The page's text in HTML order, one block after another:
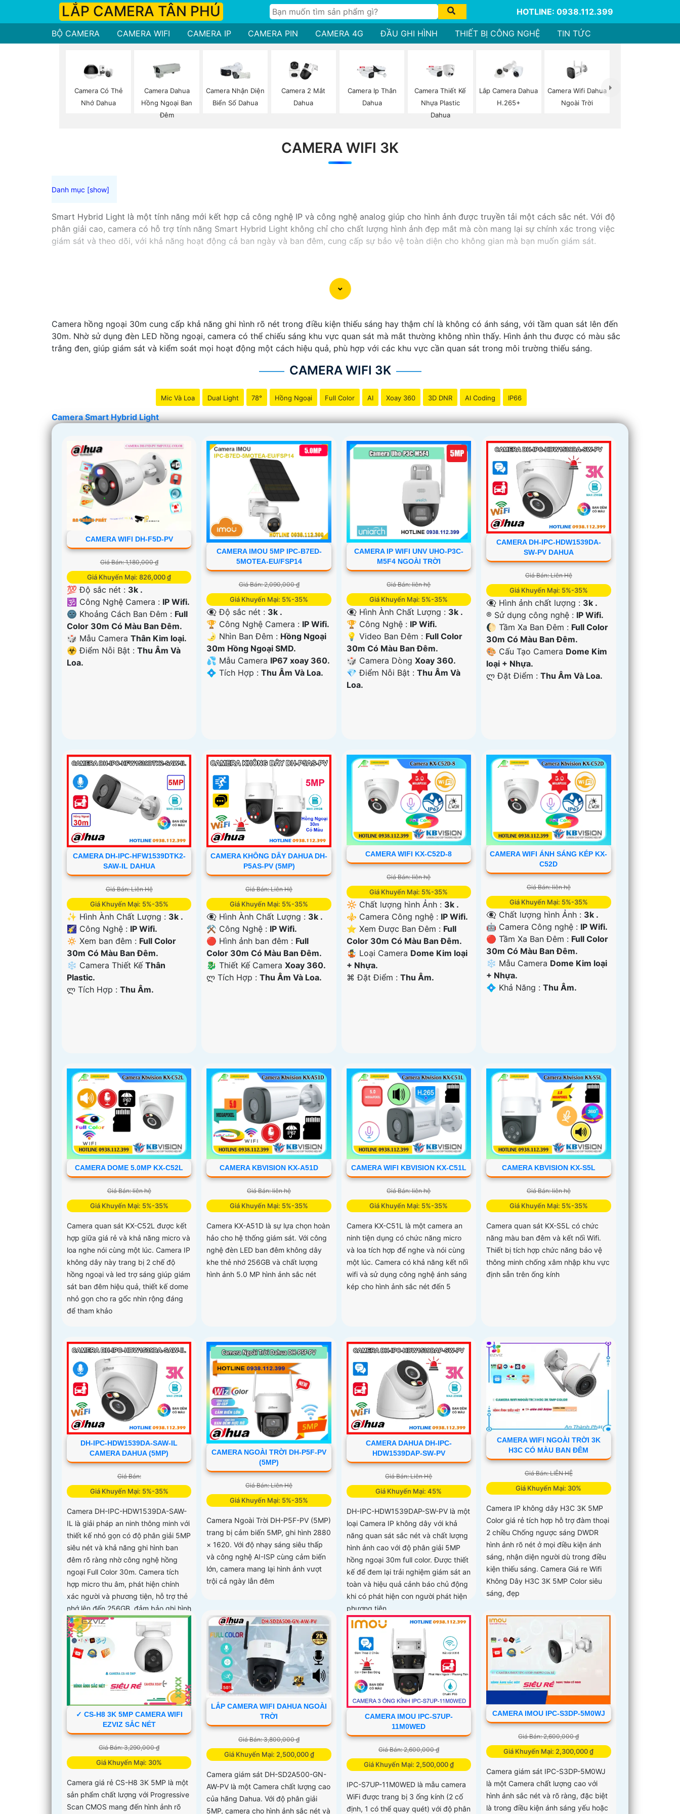
LẮP CAMERA TÂN PHÚ HOTLINE: 0938.112.399
BỘ CAMERA CAMERA WIFI CAMERA IP CAMERA PIN CAMERA 4G ĐẦU GHI HÌNH THIẾT BỊ CÔNG NGHỆ TIN TỨC
Camera Có Thẻ
Nhớ Dahua
Camera Dahua
Hồng Ngoại Ban
Đêm
Camera Nhận Diện
Biển Số Dahua
Camera 2 Mắt
Dahua
Camera Ip Thân
Dahua
Camera Thiết Kế
Nhựa Plastic
Dahua
Lắp Camera Dahua
H.265+
Camera Wifi Dahua
Ngoài Trời
CAMERA WIFI 3K
Smart Hybrid Light là một tính năng mới kết hợp cả công nghệ IP và công nghệ analog giúp cho hình ảnh được truyền tải một cách sắc nét. Với độ
phân giải cao, camera có hỗ trợ tính năng Smart Hybrid Light không chỉ cho chất lượng hình ảnh đẹp mắt mà còn mang lại sự chính xác trong việc
giám sát và theo dõi, với khả năng hoạt động cả ban ngày và ban đêm, cung cấp sự bảo vệ toàn diện cho không gian mà bạn muốn giám sát.
Camera hồng ngoại 30m cung cấp khả năng ghi hình rõ nét trong điều kiện thiếu sáng hay thậm chí là không có ánh sáng, với tầm quan sát lên đến
30m. Nhờ sử dụng đèn LED hồng ngoại, camera có thể chiếu sáng khu vực quan sát mà mắt thường không nhìn thấy. Hình ảnh thu được có màu sắc
trắng đen, giúp giám sát và kiểm soát mọi hoạt động một cách hiệu quả, phù hợp với các khu vực cần quan sát trong môi trường thiếu sáng.
CAMERA WIFI 3K
Mic Và Loa Dual Light 78° Hồng Ngoại Full Color AI Xoay 360 3D DNR AI Coding IP66
Camera Smart Hybrid Light
CAMERA WIFI DH-F5D-PV
Giá Bán: 1,180,000 ₫
Giá Khuyến Mại: 826,000 ₫
💯 Độ sắc nét : 3k .
🕉️ Công Nghệ Camera : IP Wifi.
🌚 Khoảng Cách Ban Đêm : Full
Color 30m Có Màu Ban Ðêm.
🎲 Mẫu Camera Thân Kim loại.
️☣️ Điểm Nỗi Bật : Thu Âm Và
Loa.
CAMERA IMOU 5MP IPC-B7ED-
5MOTEA-EU/FSP14
Giá Bán: 2,090,000 ₫
Giá Khuyến Mại: 5%-35%
👁️‍🗨 Độ sắc nét : 3k .
🏆 Công Nghệ Camera : IP Wifi.
🌛 Nhìn Ban Đêm : Hồng Ngoại
30m Hồng Ngoại SMD.
💦 Mẫu Camera IP67 xoay 360.
️💠 Tích Hợp :Thu Âm Và Loa.
CAMERA IP WIFI UNV UHO-P3C-
M5F4 NGOÀI TRỜI
Giá Bán: liên hệ
Giá Khuyến Mại: 5%-35%
👁️‍🗨 Hình Ành Chất Lượng : 3k .
🏆 Công Nghệ : IP Wifi.
💡 Video Ban Đêm : Full Color
30m Có Màu Ban Ðêm.
🎲 Camera Dòng Xoay 360.
️💎 Điểm Nỗi Bật : Thu Âm Và
Loa.
CAMERA DH-IPC-HDW1539DA-
SW-PV DAHUA
Giá Bán: Liên Hệ
Giá Khuyến Mại: 5%-35%
👁️‍🗨 Hình ảnh chất lượng : 3k .
®️ Sử dụng công nghệ : IP Wifi.
🌔 Tầm Xa Ban Đêm : Full Color
30m Có Màu Ban Ðêm.
🎨 Cấu Tạo Camera Dome Kim
loại + Nhựa.
️ლ Đặt Điểm :Thu Âm Và Loa.
CAMERA DH-IPC-HFW1539DTK2-
SAW-IL DAHUA
Giá Bán: Liên Hệ
Giá Khuyến Mại: 5%-35%
✨ Hình Ành Chất Lượng : 3k .
🌠 Công Nghệ : IP Wifi.
🔅 Xem ban đêm : Full Color
30m Có Màu Ban Ðêm.
❄ Camera Thiết Kế Thân
Plastic.
️ლ Tích Hợp : Thu Âm.
CAMERA KHÔNG DÂY DAHUA DH-
P5AS-PV (5MP)
Giá Bán: Liên Hệ
Giá Khuyến Mại: 5%-35%
👁️‍🗨 Hình Ành Chất Lượng : 3k .
⚒ Công Nghệ : IP Wifi.
🔴 Hình ảnh ban đêm : Full
Color 30m Có Màu Ban Ðêm.
🐉️ Thiết Kế CameraXoay 360.
️ლ Tích Hợp :Thu Âm Và Loa.
CAMERA WIFI KX-C52D-8
Giá Bán: liên hệ
Giá Khuyến Mại: 5%-35%
🔆 Chất lượng hình Ảnh : 3k .
⚜️ Camera Công nghệ : IP Wifi.
⭐ Xem Được Ban Đêm : Full
Color 30m Có Màu Ban Ðêm.
🤹 Loại Camera Dome Kim loại
+ Nhựa.
️⌘ Đặt Điểm : Thu Âm.
CAMERA WIFI ÁNH SÁNG KÉP KX-
C52D
Giá Bán: liên hệ
Giá Khuyến Mại: 5%-35%
👁️‍🗨 Chất lượng hình Ảnh : 3k .
🤖️ Camera Công nghệ : IP Wifi.
🔴 Tầm Xa Ban Đêm : Full Color
30m Có Màu Ban Ðêm.
❄ Mẫu Camera Dome Kim loại
+ Nhựa.
️💠 Khả Năng :Thu Âm.
CAMERA DOME 5.0MP KX-C52L
Giá Bán: liên hệ
Giá Khuyến Mại: 5%-35%
Camera quan sát KX-C52L được kết
hợp giữa giá rẻ và khả năng micro và
loa nghe nói cùng một lúc. Camera IP
không dây này trang bị 2 chế độ
hồng ngoại và led trợ sáng giúp giám
sát ban đêm hiệu quả, thiết kế dome
nhỏ gọn cho ra gốc nhìn rộng đáng
để tham khảo
CAMERA KBVISION KX-A51D
Giá Bán: liên hệ
Giá Khuyến Mại: 5%-35%
Camera KX-A51D là sự lựa chọn hoàn
hảo cho hệ thống giám sát. Với công
nghệ đèn LED ban đêm không dây
khe thẻ nhớ 256GB và chất lượng
hình ảnh 5.0 MP hình ảnh sắc nét
CAMERA WIFI KBVISION KX-C51L
Giá Bán: liên hệ
Giá Khuyến Mại: 5%-35%
Camera KX-C51L là một camera an
ninh tiện dụng có chức năng micro
và loa tích hợp để nghe và nói cùng
một lúc. Camera có khả năng kết nối
wifi và sử dụng công nghệ ánh sáng
kép cho hình ảnh sắc nét đến 5
CAMERA KBVISION KX-S5L
Giá Bán: liên hệ
Giá Khuyến Mại: 5%-35%
Camera quan sát KX-S5L có chức
năng màu ban đêm và kết nối Wifi.
Thiết bị tích hợp chức năng bảo vệ
thông minh chống xâm nhập khu vực
định sẵn trên ống kính
DH-IPC-HDW1539DA-SAW-IL
CAMERA DAHUA (5MP)
Giá Bán:
Giá Khuyến Mại: 5%-35%
Camera DH-IPC-HDW1539DA-SAW-
IL là giải pháp an ninh thông minh với
thiết kế nhỏ gọn có độ phân giải 5MP
siêu nét và khả năng ghi hình ban
đêm rõ ràng nhờ công nghệ hồng
ngoại Full Color 30m. Camera tích
hợp micro thu âm, phát hiện chính
xác người và phương tiện, hỗ trợ thẻ
nhớ lên đến 256GB, đảm bảo ghi hình
liên tục và hiệu quả
CAMERA NGOÀI TRỜI DH-P5F-PV
(5MP)
Giá Bán: Liên Hệ
Giá Khuyến Mại: 5%-35%
Camera Ngoài Trời DH-P5F-PV (5MP)
trang bị cảm biến 5MP, ghi hình 2880
× 1620. Với độ nhạy sáng siêu thấp
và công nghệ AI-ISP cùng cảm biến
lớn, camera mang lại hình ảnh vượt
trội cả ngày lẫn đêm
CAMERA DAHUA DH-IPC-
HDW1539DAP-SW-PV
Giá Bán: Liên Hệ
Giá Khuyến Mại: 45%
DH-IPC-HDW1539DAP-SW-PV là một
loại Camera IP không dây với khả
năng quan sát sắc nét và chất lượng
hình ảnh cao với độ phân giải 5MP
hồng ngoại 30m full color. Được thiết
kế để đem lại trải nghiệm giám sát an
toàn và hiệu quả cảnh báo chủ động
khi có phát hiện con người phát hiện
phương tiện
CAMERA WIFI NGOÀI TRỜI 3K
H3C CÓ MÀU BAN ĐÊM
Giá Bán: LIÊN HỆ
Giá Khuyến Mại: 30%
Camera IP không dây H3C 3K 5MP
Color giá rẻ tích hợp hỗ trợ đàm thoại
2 chiều Chống ngược sáng DWDR
hình ảnh rõ nét ở mọi điều kiện ánh
sáng, nhận diện người dù trong điều
kiện thiếu sáng. Camera Giá re Wifi
Không Dây H3C 3K 5MP Color siêu
sáng, đẹp
✓ CS-H8 3K 5MP CAMERA WIFI
EZVIZ SẮC NÉT
Giá Bán: 3,290,000 ₫
Giá Khuyến Mại: 30%
Camera giá rẻ CS-H8 3K 5MP là một
sản phẩm chất lượng với Progressive
Scan CMOS mang đến hình ảnh rõ
LẮP CAMERA WIFI DAHUA NGOÀI
TRỜI
Giá Bán: 3,800,000 ₫
Giá Khuyến Mại: 2,500,000 ₫
Camera giám sát DH-SD2A500-GN-
AW-PV là một Camera chất lượng cao
của hãng Dahua. Với độ phân giải
5MP, camera cho hình ảnh sắc nét và
CAMERA IMOU IPC-S7UP-
11M0WED
Giá Bán: 2,600,000 ₫
Giá Khuyến Mại: 2,500,000 ₫
IPC-S7UP-11M0WED là mẫu camera
WiFi được trang bị 3 ống kính (2 cố
định, 1 có thể quay quét) với độ phân
CAMERA IMOU IPC-S3DP-5M0WJ
Giá Bán: 2,600,000 ₫
Giá Khuyến Mại: 2,300,000 ₫
Camera giám sát IPC-S3DP-5M0WJ
là một Camera chất lượng cao với
hình ảnh sắc nét và rõ ràng, đặc biệt
là trong điều kiện ánh sáng yếu hoặc